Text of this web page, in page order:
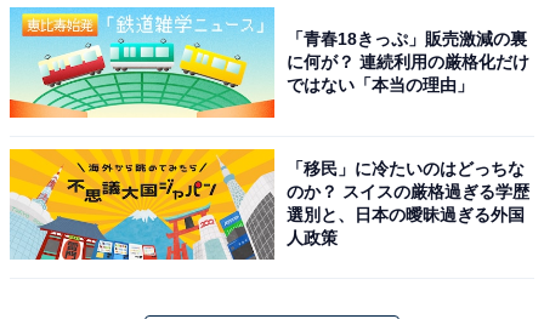
「青春18きっぷ」販売激減の裏
に何が？ 連続利用の厳格化だけ
ではない「本当の理由」
「移民」に冷たいのはどっちな
のか？ スイスの厳格過ぎる学歴
選別と、日本の曖昧過ぎる外国
人政策